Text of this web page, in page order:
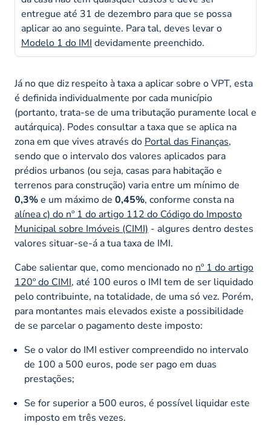
entregue até 31 de dezembro para que se possa
aplicar ao ano seguinte. Para tal, deves levar o
Modelo 1 do IMI devidamente preenchido.
Já no que diz respeito à taxa a aplicar sobre o VPT, esta
é definida individualmente por cada município
(portanto, trata-se de uma tributação puramente local e
autárquica). Podes consultar a taxa que se aplica na
zona em que vives através do Portal das Finanças,
sendo que o intervalo dos valores aplicados para
prédios urbanos (ou seja, casas para habitação e
terrenos para construção) varia entre um mínimo de
0,3%e um máximo de 0,45%, conforme consta na
alínea c) do nº 1 do artigo 112 do Código do Imposto
Municipal sobre Imóveis (CIMI) - algures dentro destes
valores situar-se-á a tua taxa de IMI.
Cabe salientar que, como mencionado no nº 1 do artigo
120º do CIMI, até 100 euros o IMI tem de ser liquidado
pelo contribuinte, na totalidade, de uma só vez. Porém,
para montantes mais elevados existe a possibilidade
de se parcelar o pagamento deste imposto:
Se o valor do IMI estiver compreendido no intervalo
de 100 a 500 euros, pode ser pago em duas
prestações;
Se for superior a 500 euros, é possível liquidar este
imposto em três vezes.